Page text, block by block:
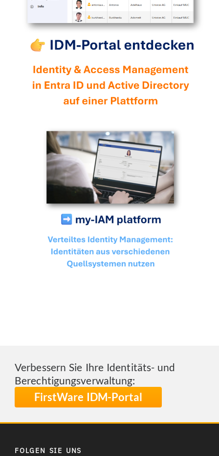
Verbessern Sie Ihre Identitäts- und
Berechtigungsverwaltung:
FirstWare IDM-Portal
FOLGEN SIE UNS